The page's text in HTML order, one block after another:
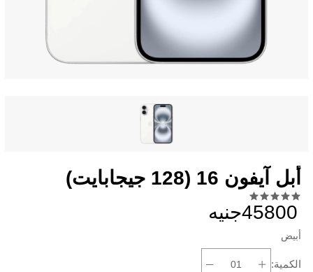
أبل آيفون 16 (128 جيجابايت)
45800جنيه
أبيض
الكمية: